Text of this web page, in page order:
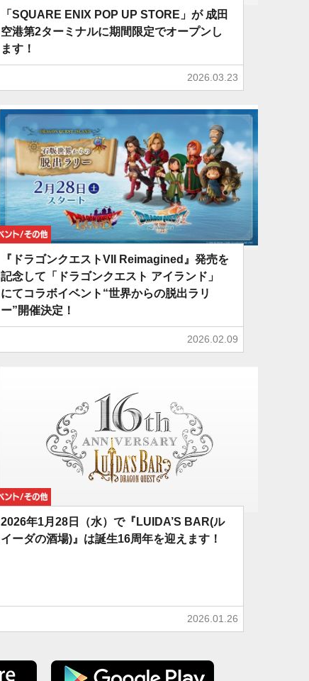
「SQUARE ENIX POP UP STORE」が 成田
空港第2ターミナルに期間限定でオープンし
ます！
2026.03.23
イベント/その他
『ドラゴンクエストVII Reimagined』発売を
記念して「ドラゴンクエスト アイランド」
にてコラボイベント“世界からの脱出ラリ
ー”開催決定！
2026.02.09
2026年1月28日（水）で『LUIDA’S BAR(ル
イーダの酒場)』は誕生16周年を迎えます！
2026.01.26